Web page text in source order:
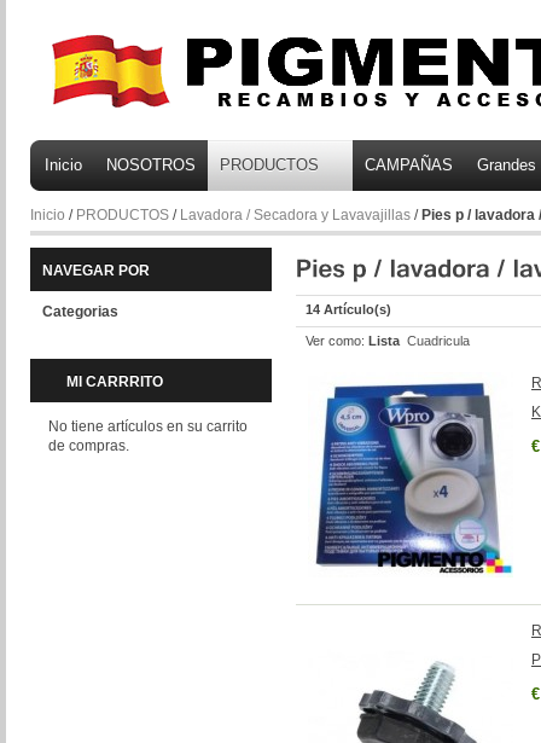
Inicio NOSOTROS PRODUCTOS CAMPAÑAS
Inicio / PRODUCTOS / Lavadora / Secadora y Lavavajillas / Pies p /
NAVEGAR POR
Categorias
MI CARRRITO
No tiene artículos en su carrito
de compras.
14 Artículo(s)
Ver como: Lista Cuadricula